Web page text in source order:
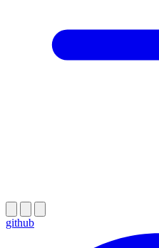
github